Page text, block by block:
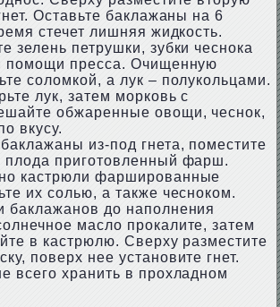
Оставьте баклажаны на 6
стечет лишняя жидкость.
зелень петрушки, зубки чеснока
помощи пресса. Очищенную
соломкой, а лук – полукольцами.
лук, затем морковь с
обжаренные овощи, чеснок,
вкусу.
из-под гнета, поместите
плода приготовленный фарш.
кастрюли фаршированные
их солью, а также чесноком.
баклажанов до наполнения
масло прокалите, затем
в кастрюлю. Сверху разместите
поверх нее установите гнет.
всего хранить в прохладном